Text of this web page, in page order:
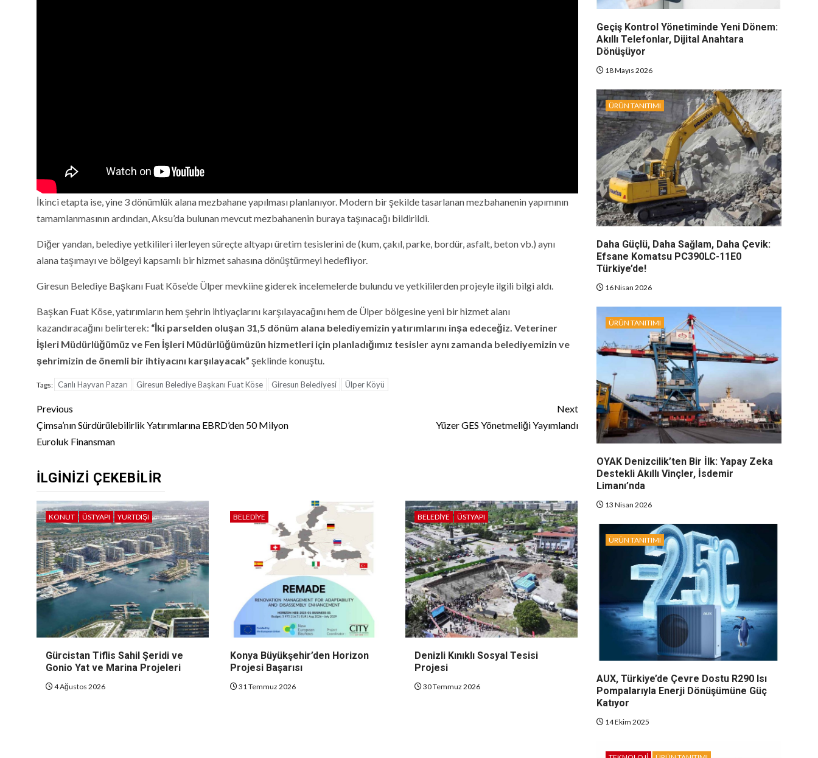
İkinci etapta ise, yine 3 dönümlük alana mezbahane yapılması planlanıyor. Modern bir şekilde tasarlanan mezbahanenin yapımının
tamamlanmasının ardından, Aksu’da bulunan mevcut mezbahanenin buraya taşınacağı bildirildi.
Diğer yandan, belediye yetkilileri ilerleyen süreçte altyapı üretim tesislerini de (kum, çakıl, parke, bordür, asfalt, beton vb.) aynı
alana taşımayı ve bölgeyi kapsamlı bir hizmet sahasına dönüştürmeyi hedefliyor.
Giresun Belediye Başkanı Fuat Köse’de Ülper mevkiine giderek incelemelerde bulundu ve yetkililerden projeyle ilgili bilgi aldı.
Başkan Fuat Köse, yatırımların hem şehrin ihtiyaçlarını karşılayacağını hem de Ülper bölgesine yeni bir hizmet alanı
kazandıracağını belirterek: “İki parselden oluşan 31,5 dönüm alana belediyemizin yatırımlarını inşa edeceğiz. Veteriner
İşleri Müdürlüğümüz ve Fen İşleri Müdürlüğümüzün hizmetleri için planladığımız tesisler aynı zamanda belediyemizin ve
şehrimizin de önemli bir ihtiyacını karşılayacak” şeklinde konuştu.
Tags: Canlı Hayvan Pazarı Giresun Belediye Başkanı Fuat Köse Giresun Belediyesi Ülper Köyü
Continue
Reading
Previous
Çimsa’nın Sürdürülebilirlik Yatırımlarına EBRD’den 50 Milyon
Euroluk Finansman
Next
Yüzer GES Yönetmeliği Yayımlandı
İLGINIZI ÇEKEBILIR
KONUT ÜSTYAPI YURTDIŞI
Gürcistan Tiflis Sahil Şeridi ve
Gonio Yat ve Marina Projeleri
4 Ağustos 2026
BELEDIYE
Konya Büyükşehir’den Horizon
Projesi Başarısı
31 Temmuz 2026
BELEDIYE ÜSTYAPI
Denizli Kınıklı Sosyal Tesisi
Projesi
30 Temmuz 2026
Geçiş Kontrol Yönetiminde Yeni Dönem:
Akıllı Telefonlar, Dijital Anahtara
Dönüşüyor
18 Mayıs 2026
ÜRÜN TANITIMI
Daha Güçlü, Daha Sağlam, Daha Çevik:
Efsane Komatsu PC390LC-11E0
Türkiye’de!
16 Nisan 2026
ÜRÜN TANITIMI
OYAK Denizcilik’ten Bir İlk: Yapay Zeka
Destekli Akıllı Vinçler, İsdemir
Limanı’nda
13 Nisan 2026
ÜRÜN TANITIMI
AUX, Türkiye’de Çevre Dostu R290 Isı
Pompalarıyla Enerji Dönüşümüne Güç
Katıyor
14 Ekim 2025